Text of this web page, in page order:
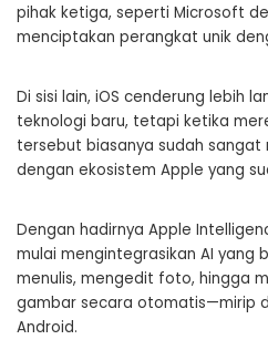
pihak ketiga, seperti Microsoft
menciptakan perangkat unik
Di sisi lain, iOS cenderung lebih
teknologi baru, tetapi ketika
tersebut biasanya sudah
dengan ekosistem Apple yang
Dengan hadirnya Apple
mulai mengintegrasikan AI yang
menulis, mengedit foto, hingga
gambar secara otomatis—mirip
Android.